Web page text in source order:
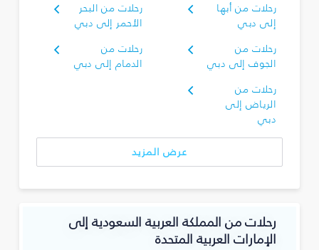
رحلات من أبها
إلى دبي
رحلات من البحر
الأحمر إلى دبي
رحلات من
الجوف إلى دبي
رحلات من
الدمام إلى دبي
رحلات من
الرياض إلى
دبي
عرض المزيد
رحلات من المملكة العربية السعودية إلى
الإمارات العربية المتحدة